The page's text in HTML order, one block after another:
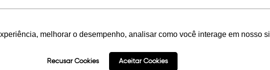
melhorar o desempenho, analisar como você interage em nosso
Recusar Cookies Aceitar Cookies